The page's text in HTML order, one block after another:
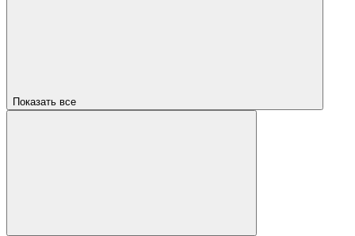
Показать все